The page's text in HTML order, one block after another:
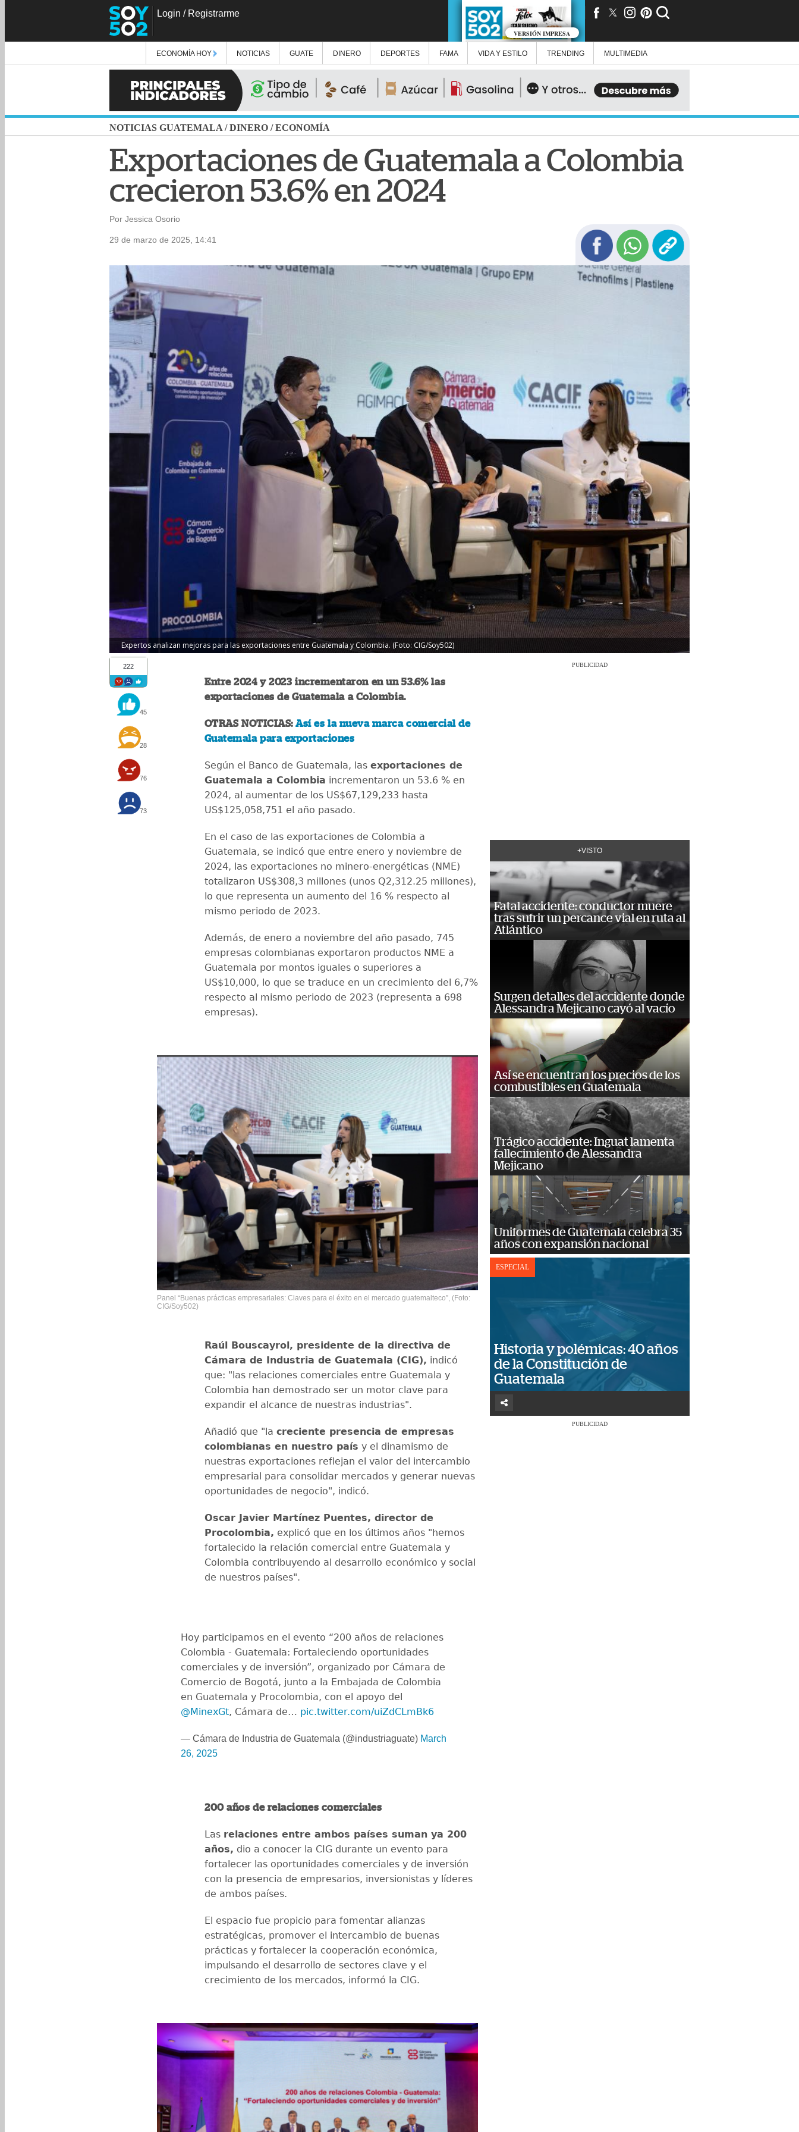
Login / Registrarme
VERSIÓN IMPRESA
ECONOMÍA HOY NOTICIAS GUATE DINERO DEPORTES FAMA VIDA Y ESTILO TRENDING MULTIMEDIA
NOTICIAS GUATEMALA /DINERO /ECONOMÍA
Exportaciones de Guatemala a Colombia
crecieron 53.6% en 2024
Por Jessica Osorio
29 de marzo de 2025, 14:41
Expertos analizan mejoras para las exportaciones entre Guatemala y Colombia. (Foto: CIG/Soy502)
222
45
28
76
73
Entre 2024 y 2023 incrementaron en un 53.6% las
exportaciones de Guatemala a Colombia.
OTRAS NOTICIAS:Así es la nueva marca comercial de
Guatemala para exportaciones
Según el Banco de Guatemala, las exportaciones de
Guatemala a Colombia incrementaron un 53.6 % en
2024, al aumentar de los US$67,129,233 hasta
US$125,058,751 el año pasado.
En el caso de las exportaciones de Colombia a
Guatemala, se indicó que entre enero y noviembre de
2024, las exportaciones no minero-energéticas (NME)
totalizaron US$308,3 millones (unos Q2,312.25 millones),
lo que representa un aumento del 16 % respecto al
mismo periodo de 2023.
Además, de enero a noviembre del año pasado, 745
empresas colombianas exportaron productos NME a
Guatemala por montos iguales o superiores a
US$10,000, lo que se traduce en un crecimiento del 6,7%
respecto al mismo periodo de 2023 (representa a 698
empresas).
Panel “Buenas prácticas empresariales: Claves para el éxito en el mercado guatemalteco”, (Foto:
CIG/Soy502)
Raúl Bouscayrol, presidente de la directiva de
Cámara de Industria de Guatemala (CIG), indicó
que: "las relaciones comerciales entre Guatemala y
Colombia han demostrado ser un motor clave para
expandir el alcance de nuestras industrias".
Añadió que "la creciente presencia de empresas
colombianas en nuestro país y el dinamismo de
nuestras exportaciones reflejan el valor del intercambio
empresarial para consolidar mercados y generar nuevas
oportunidades de negocio", indicó.
Oscar Javier Martínez Puentes, director de
Procolombia, explicó que en los últimos años "hemos
fortalecido la relación comercial entre Guatemala y
Colombia contribuyendo al desarrollo económico y social
de nuestros países".
Hoy participamos en el evento “200 años de relaciones
Colombia - Guatemala: Fortaleciendo oportunidades
comerciales y de inversión”, organizado por Cámara de
Comercio de Bogotá, junto a la Embajada de Colombia
en Guatemala y Procolombia, con el apoyo del
@MinexGt, Cámara de… pic.twitter.com/uiZdCLmBk6
— Cámara de Industria de Guatemala (@industriaguate) March
26, 2025
200 años de relaciones comerciales
Las relaciones entre ambos países suman ya 200
años, dio a conocer la CIG durante un evento para
fortalecer las oportunidades comerciales y de inversión
con la presencia de empresarios, inversionistas y líderes
de ambos países.
El espacio fue propicio para fomentar alianzas
estratégicas, promover el intercambio de buenas
prácticas y fortalecer la cooperación económica,
impulsando el desarrollo de sectores clave y el
crecimiento de los mercados, informó la CIG.
PUBLICIDAD
+VISTO
Fatal accidente: conductor muere
tras sufrir un percance vial en ruta al
Atlántico
Surgen detalles del accidente donde
Alessandra Mejicano cayó al vacío
Así se encuentran los precios de los
combustibles en Guatemala
Trágico accidente: Inguat lamenta
fallecimiento de Alessandra
Mejicano
Uniformes de Guatemala celebra 35
años con expansión nacional
ESPECIAL
Historia y polémicas: 40 años
de la Constitución de
Guatemala
PUBLICIDAD